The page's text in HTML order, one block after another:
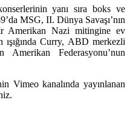
yanı sıra boks ve
MSG, II. Dünya Savaşı’nın
Amerikan Nazi mitingine ev
Curry, ABD merkezli
Federasyonu’nun
Vimeo kanalında yayınlanan